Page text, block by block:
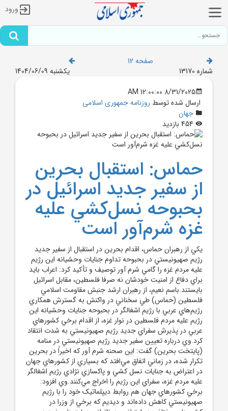
ورود
صفحه 12
شماره 13170
یکشنبه 1404/06/09
8/31/2025 12:00:00 AM
ارسال شده توسط روزنامه جمهوری اسلامی
جهان
حماس: استقبال بحرين
از سفير جديد اسرائيل در
بحبوحه نسل‌کشي عليه
غزه شرم‌آور است
يکي از رهبران حماس، اقدام بحرين در استقبال از سفير جديد
رژيم صهيونيستي در بحبوحه تداوم جنايات وحشيانه اين رژيم
عليه مردم غزه را گامي شرم آور توصيف و تأکيد کرد: اعراب بايد
براي دفاع از امنيت خودشان نه صرفا فلسطين، مقابل اسرائيل
بايستند.باسم نعيم، از رهبران ارشد جنبش مقاومت اسلامي
فلسطين (حماس) طي سخناني در واکنش به گسترش همکاري
رژيم‌هاي عربي با رژيم اشغالگر در بحبوحه جنايات وحشيانه اين
رژيم عليه مردم فلسطين در نوار غزه، از اقدام برخي کشورهاي
عربي در پذيرش سفراي جديد رژيم صهيونيستي به شدت انتقاد
کرد.وي درباره تعيين سفير جديد رژيم صهيونيستي در منامه
(پايتخت بحرين) گفت: اين صحنه شرم آور که اخيراً در بحرين
تکرار شده، در زماني اتفاق مي‌افتد که بسياري از کشورهاي جهان
در اعتراض به جنايات نسل کشي و پاکسازي نژادي رژيم اشغالگر
عليه مردم غزه، سفراي اين رژيم را اخراج مي‌کنند.وي افزود:
برخي کشورهاي جهان هم روابط ديپلماتيک خود را با رژيم
صهيونيستي کاهش داده‌اند و ديديم که برخي از وزرا در